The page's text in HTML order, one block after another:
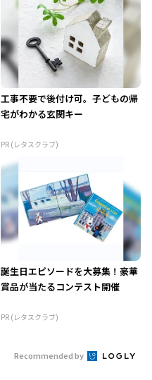
工事不要で後付け可。子どもの帰
宅がわかる玄関キー
PR (レタスクラブ)
誕生日エピソードを大募集！豪華
賞品が当たるコンテスト開催
PR (レタスクラブ)
Recommended by